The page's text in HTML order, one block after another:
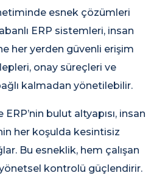
esnek çözümleri
ERP sistemleri, insan
her yerden güvenli erişim
onay süreçleri ve
kalmadan yönetilebilir.
bulut altyapısı, insan
her koşulda kesintisiz
Bu esneklik, hem çalışan
kontrolü güçlendirir.